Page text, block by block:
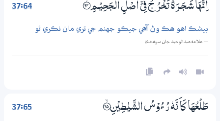
37:64 اِنَّهَا شَـجَــرَةٌ تَـخْرُجُ فِيْٓ اَصْلِ الْـجَحِيْـمِ ؀ۙ64
بيشڪ اهو هڪ وڻ آهي جيڪو جهنم جي تري مان نڪري ٿو
— علامه عبدالوحيد جان سرھندي
37:65 طَلْعُهَا كَاَ نَّهٗ رُءُوْسُ الشَّيٰطِيْنِ ؀ۙ65